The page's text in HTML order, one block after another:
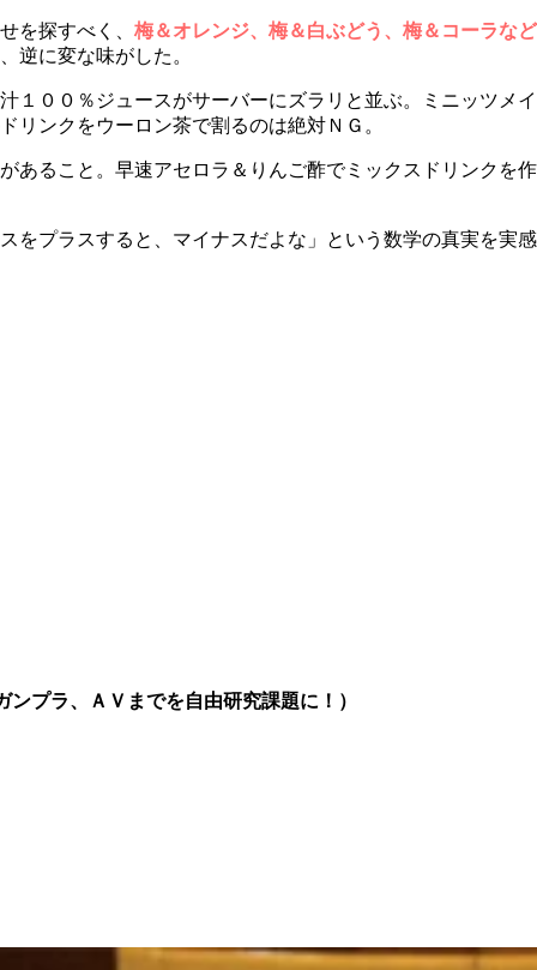
を探すべく、 梅＆オレンジ、梅＆白ぶどう、梅＆コーラなど
逆に変な味がした。
１００％ジュースがサーバーにズラリと並ぶ。ミニッツメイ
リンクをウーロン茶で割るのは絶対ＮＧ。
あること。早速アセロラ＆りんご酢でミックスドリンクを作
をプラスすると、マイナスだよな」という数学の真実を実感
プラ、ＡＶまでを自由研究課題に！）